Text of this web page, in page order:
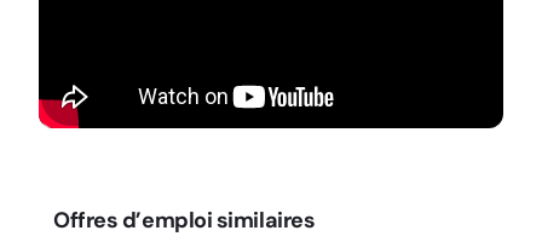
Offres d’emploi similaires